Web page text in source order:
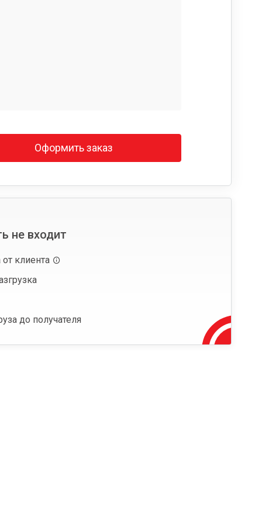
Оформить заказ
не входит
от клиента
до получателя